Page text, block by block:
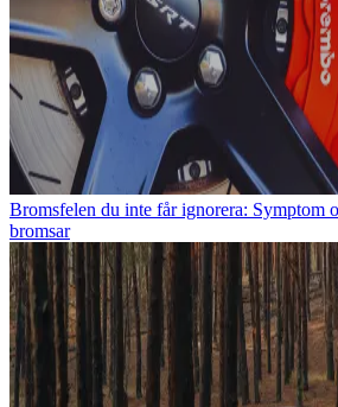
Bromsfelen du inte får ignorera: Symptom
bromsar